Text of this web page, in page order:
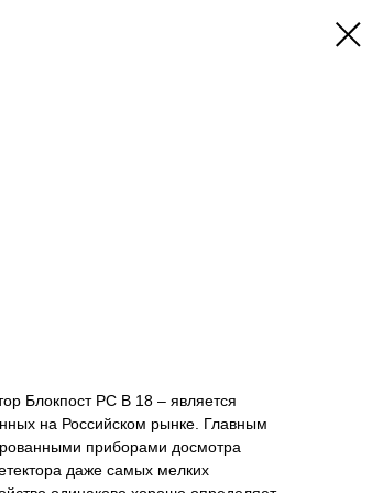
Блокпост РС В 18 – является
на Российском рынке. Главным
приборами досмотра
даже самых мелких